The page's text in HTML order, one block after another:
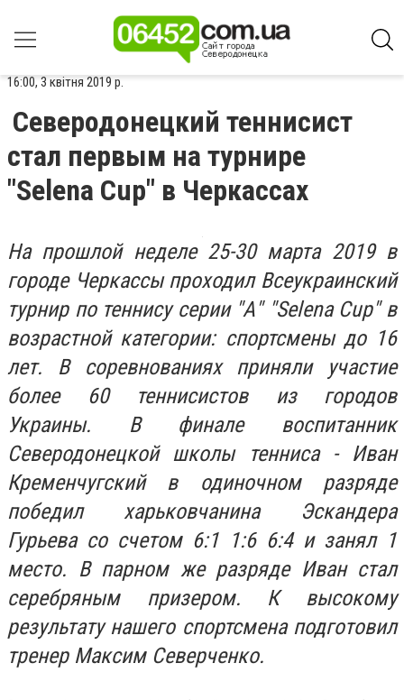
16:00, 3 квітня 2019 р.
Северодонецкий теннисист
стал первым на турнире
"Selena Cup" в Черкассах
На прошлой неделе 25-30 марта 2019 в
городе Черкассы проходил Всеукраинский
турнир по теннису серии "А" "Selena Cup" в
возрастной категории: спортсмены до 16
лет. В соревнованиях приняли участие
более 60 теннисистов из городов
Украины. В финале воспитанник
Северодонецкой школы тенниса - Иван
Кременчугский в одиночном разряде
победил харьковчанина Эскандера
Гурьева со счетом 6:1 1:6 6:4 и занял 1
место. В парном же разряде Иван стал
серебряным призером. К высокому
результату нашего спортсмена подготовил
тренер Максим Северченко.